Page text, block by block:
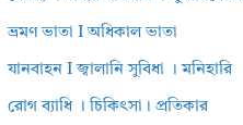
ভ্রমণ ভাতা I অধিকাল ভাতা
যানবাহন I জ্বালানি সুবিধা । মনিহারি
রোগ ব্যাধি । চিকিৎসা। প্রতিকার